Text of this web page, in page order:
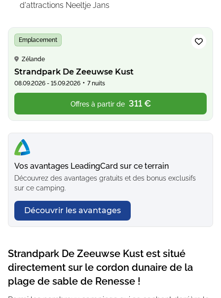
d'attractions Neeltje Jans
Emplacement
Zélande
Strandpark De Zeeuwse Kust
08.09.2026 - 15.09.2026 • 7 nuits
Offres à partir de 311 €
Vos avantages LeadingCard sur ce terrain
Découvrez des avantages gratuits et des bonus exclusifs
sur ce camping.
Découvrir les avantages
Strandpark De Zeeuwse Kust est situé
directement sur le cordon dunaire de la
plage de sable de Renesse !